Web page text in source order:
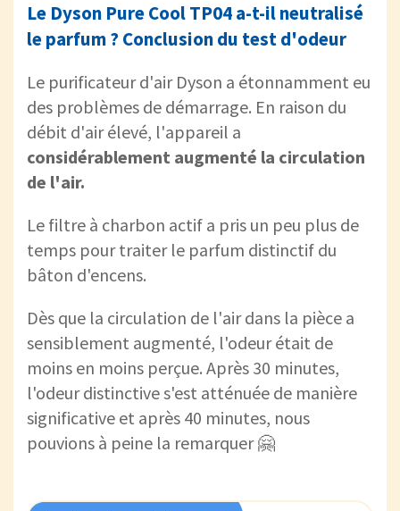
Le Dyson Pure Cool TP04 a-t-il neutralisé
le parfum ? Conclusion du test d'odeur
Le purificateur d'air Dyson a étonnamment eu
des problèmes de démarrage. En raison du
débit d'air élevé, l'appareil a
considérablement augmenté la circulation
de l'air.
Le filtre à charbon actif a pris un peu plus de
temps pour traiter le parfum distinctif du
bâton d'encens.
Dès que la circulation de l'air dans la pièce a
sensiblement augmenté, l'odeur était de
moins en moins perçue. Après 30 minutes,
l'odeur distinctive s'est atténuée de manière
significative et après 40 minutes, nous
pouvions à peine la remarquer 🤗